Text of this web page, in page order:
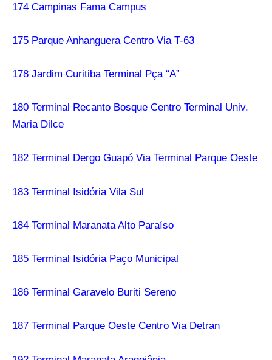
174 Campinas Fama Campus
175 Parque Anhanguera Centro Via T-63
178 Jardim Curitiba Terminal Pça “A”
180 Terminal Recanto Bosque Centro Terminal Univ.
Maria Dilce
182 Terminal Dergo Guapó Via Terminal Parque Oeste
183 Terminal Isidória Vila Sul
184 Terminal Maranata Alto Paraíso
185 Terminal Isidória Paço Municipal
186 Terminal Garavelo Buriti Sereno
187 Terminal Parque Oeste Centro Via Detran